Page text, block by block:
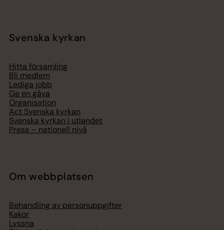
Svenska kyrkan
Hitta församling
Bli medlem
Lediga jobb
Ge en gåva
Organisation
Act Svenska kyrkan
Svenska kyrkan i utlandet
Press – nationell nivå
Om webbplatsen
Behandling av personuppgifter
Kakor
Lyssna